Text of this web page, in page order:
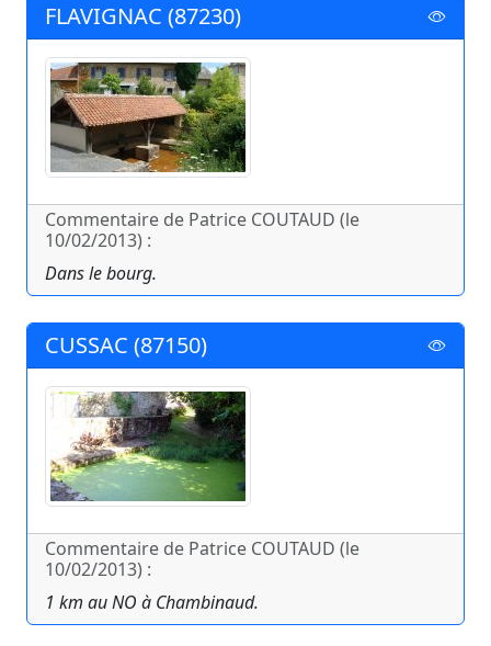
FLAVIGNAC (87230)
Commentaire de Patrice COUTAUD (le
10/02/2013) :
Dans le bourg.
CUSSAC (87150)
Commentaire de Patrice COUTAUD (le
10/02/2013) :
1 km au NO à Chambinaud.